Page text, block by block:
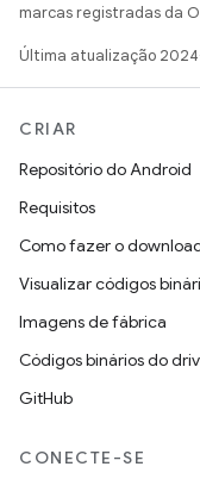
marcas registradas da
Última atualização
CRIAR
Repositório do Android
Requisitos
Como fazer o
Visualizar códigos
Imagens de fábrica
Códigos binários do
GitHub
CONECTE-SE